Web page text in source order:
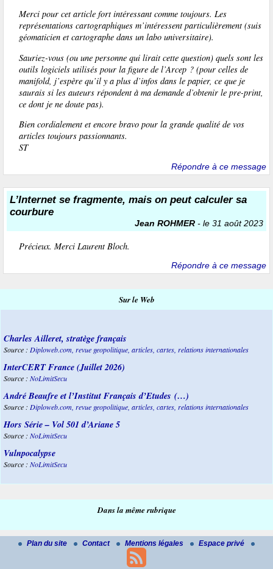
Merci pour cet article fort intéressant comme toujours. Les
représentations cartographiques m’intéressent particulièrement (suis
géomaticien et cartographe dans un labo universitaire).
Sauriez-vous (ou une personne qui lirait cette question) quels sont les
outils logiciels utilisés pour la figure de l’Arcep ? (pour celles de
manifold, j’espère qu’il y a plus d’infos dans le papier, ce que je
saurais si les auteurs répondent à ma demande d’obtenir le pre-print,
ce dont je ne doute pas).
Bien cordialement et encore bravo pour la grande qualité de vos
articles toujours passionnants.
ST
Répondre à ce message
L’Internet se fragmente, mais on peut calculer sa
courbure
Jean ROHMER - le 31 août 2023
Précieux. Merci Laurent Bloch.
Répondre à ce message
Sur le Web
Charles Ailleret, stratège français
Source : Diploweb.com, revue geopolitique, articles, cartes, relations internationales
InterCERT France (Juillet 2026)
Source : NoLimitSecu
André Beaufre et l’Institut Français d’Etudes (…)
Source : Diploweb.com, revue geopolitique, articles, cartes, relations internationales
Hors Série – Vol 501 d’Ariane 5
Source : NoLimitSecu
Vulnpocalypse
Source : NoLimitSecu
Dans la même rubrique
Plan du site Contact Mentions légales Espace privé